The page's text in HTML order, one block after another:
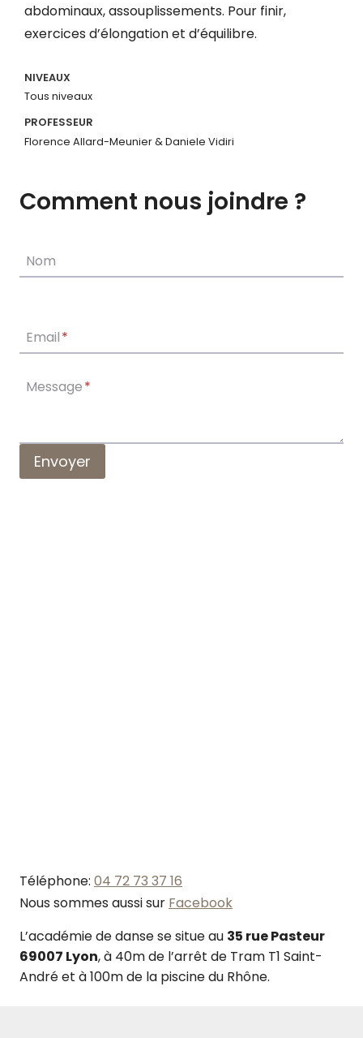
abdominaux, assouplissements. Pour finir,
exercices d’élongation et d’équilibre.
NIVEAUX
Tous niveaux
PROFESSEUR
Florence Allard-Meunier & Daniele Vidiri
Comment nous joindre ?
Nom
Email*
Message*
Envoyer
Téléphone: 04 72 73 37 16
Nous sommes aussi sur Facebook
L’académie de danse se situe au 35 rue Pasteur
69007 Lyon, à 40m de l’arrêt de Tram T1 Saint-
André et à 100m de la piscine du Rhône.